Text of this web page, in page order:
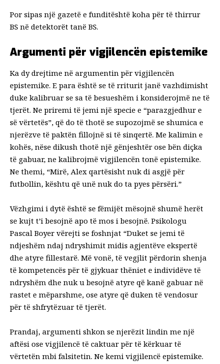
Por sipas një gazetë e funditështë koha për të thirrur
BS në detektorët tanë BS.
Argumenti për vigjilencën epistemike
Ka dy drejtime në argumentin për vigjilencën
epistemike. E para është se të rriturit janë vazhdimisht
duke kalibruar se sa të besueshëm i konsiderojmë ne të
tjerët. Ne priremi të jemi një specie e “parazgjedhur e
së vërtetës”, që do të thotë se supozojmë se shumica e
njerëzve të paktën fillojnë si të sinqertë. Me kalimin e
kohës, nëse dikush thotë një gënjeshtër ose bën diçka
të gabuar, ne kalibrojmë vigjilencën tonë epistemike.
Ne themi, “Mirë, Alex qartësisht nuk di asgjë për
futbollin, kështu që unë nuk do ta pyes përsëri.”
Vëzhgimi i dytë është se fëmijët mësojnë shumë herët
se kujt t’i besojnë apo të mos i besojnë. Psikologu
Pascal Boyer vërejti se foshnjat “Duket se jemi të
ndjeshëm ndaj ndryshimit midis agjentëve ekspertë
dhe atyre fillestarë. Më vonë, të vegjlit përdorin shenja
të kompetencës për të gjykuar thëniet e individëve të
ndryshëm dhe nuk u besojnë atyre që kanë gabuar në
rastet e mëparshme, ose atyre që duken të vendosur
për të shfrytëzuar të tjerët.
Prandaj, argumenti shkon se njerëzit lindin me një
aftësi ose vigjilencë të caktuar për të kërkuar të
vërtetën mbi falsitetin. Ne kemi vigjilencë epistemike.